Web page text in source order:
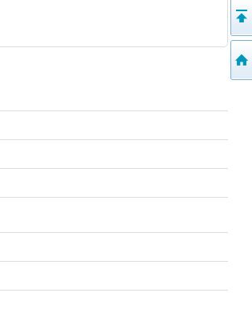
エイドリアン・